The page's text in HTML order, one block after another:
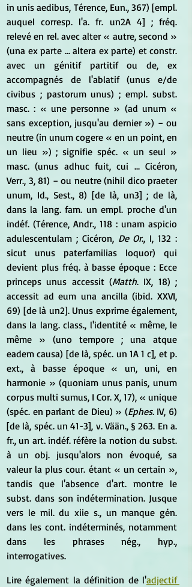
in unis aedibus, Térence, Eun., 367) [empl.
auquel corresp. l'a. fr. un2A 4] ; fréq.
relevé en rel. avec alter « autre, second »
(una ex parte ... altera ex parte) et constr.
avec un génitif partitif ou de, ex
accompagnés de l'ablatif (unus e/de
civibus ; pastorum unus) ; empl. subst.
masc. : « une personne » (ad unum «
sans exception, jusqu'au dernier ») − ou
neutre (in unum cogere « en un point, en
un lieu ») ; signifie spéc. « un seul »
masc. (unus adhuc fuit, cui ... Cicéron,
Verr., 3, 81) − ou neutre (nihil dico praeter
unum, Id., Sest., 8) [de là, un3] ; de là,
dans la lang. fam. un empl. proche d'un
indéf. (Térence, Andr., 118 : unam aspicio
adulescentulam ; Cicéron, De Or., I, 132 :
sicut unus paterfamilias loquor) qui
devient plus fréq. à basse époque : Ecce
princeps unus accessit (Matth. IX, 18) ;
accessit ad eum una ancilla (ibid. XXVI,
69) [de là un2]. Unus exprime également,
dans la lang. class., l'identité « même, le
même » (uno tempore ; una atque
eadem causa) [de là, spéc. un 1A 1 c], et p.
ext., à basse époque « un, uni, en
harmonie » (quoniam unus panis, unum
corpus multi sumus, I Cor. X, 17), « unique
(spéc. en parlant de Dieu) » (Ephes. IV, 6)
[de là, spéc. un 41-3], v. Vään., § 263. En a.
fr., un art. indéf. réfère la notion du subst.
à un obj. jusqu'alors non évoqué, sa
valeur la plus cour. étant « un certain »,
tandis que l'absence d'art. montre le
subst. dans son indétermination. Jusque
vers le mil. du xiie s., un manque gén.
dans les cont. indéterminés, notamment
dans les phrases nég., hyp.,
interrogatives.
Lire également la définition de l'adjectif